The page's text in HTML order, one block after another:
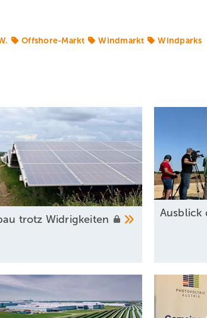
Offshore-Markt Windmarkt Windparks
trotz Widrigkeiten
Ausblick